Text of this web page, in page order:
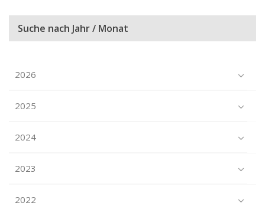
Suche nach Jahr / Monat
2026
2025
2024
2023
2022